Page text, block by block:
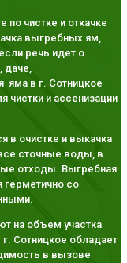
по чистке и откачке
выгребных ям,
речь идет о
даче,
яма в г. Сотницкое
и ассенизации
в очистке и выкачка
сточные воды, в
отходы. Выгребная
герметично со
на объем участка
Сотницкое обладает
в вызове